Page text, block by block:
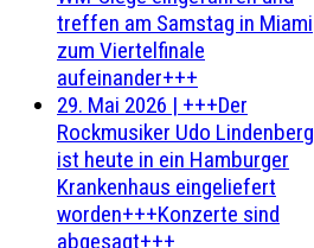
treffen am Samstag in Miami
zum Viertelfinale
aufeinander+++
29. Mai 2026 | +++Der
Rockmusiker Udo Lindenberg
ist heute in ein Hamburger
Krankenhaus eingeliefert
worden+++Konzerte sind
abgesagt+++